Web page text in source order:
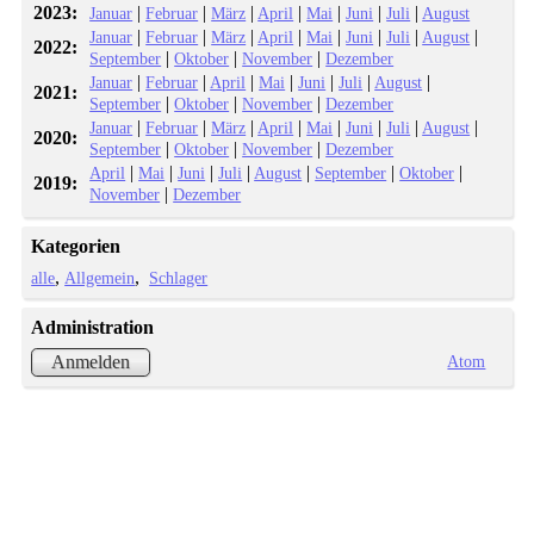
2023: Januar |Februar |März | April |Mai |Juni |Juli | August
2022: Januar |Februar |März | April |Mai |Juni |Juli | August |
September |Oktober |November |Dezember
2021: Januar |Februar | April |Mai |Juni |Juli | August |
September |Oktober |November |Dezember
2020: Januar |Februar |März | April |Mai |Juni |Juli | August |
September |Oktober |November |Dezember
2019: April |Mai |Juni |Juli | August | September |Oktober |
November |Dezember
Kategorien
alle Allgemein Schlager
Administration
Anmelden
Atom